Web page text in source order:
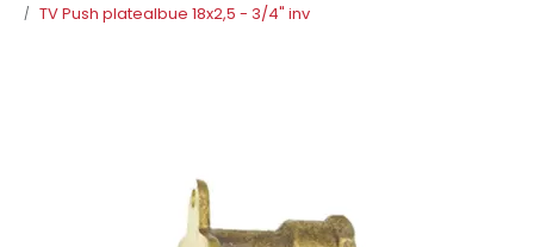
TV Push platealbue 18x2,5 - 3/4" inv
Kulvert